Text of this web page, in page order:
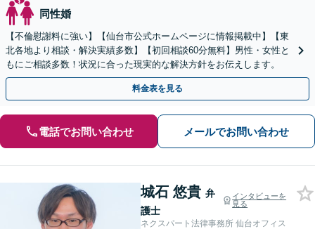
同性婚
【不倫慰謝料に強い】【仙台市公式ホームページに情報掲載中】【東
北各地より相談・解決実績多数】【初回相談60分無料】男性・女性と
もにご相談多数！状況に合った現実的な解決方針をお伝えします。
料金表を見る
電話でお問い合わせ メールでお問い合わせ
城石 悠貴 弁
護士
インタビューを
見る
ネクスパート法律事務所 仙台オフィス